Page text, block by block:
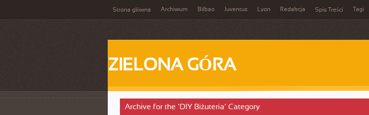
Strona główna Archiwum Bilbao Juventus Lyon Redakcja Spis Treści Tagi
ZIELONA GÓRA
Archive for the ‘DIY Biżuteria’ Category